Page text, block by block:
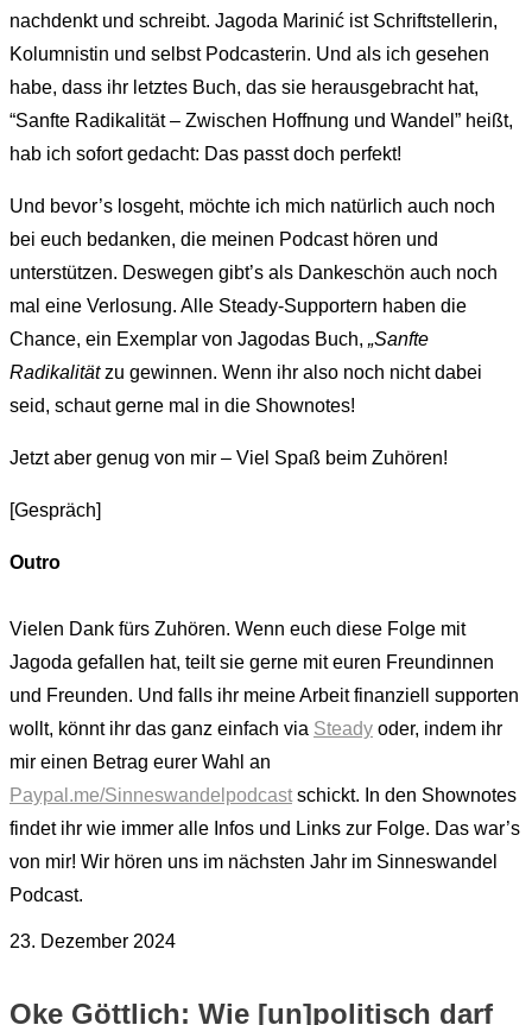
nachdenkt und schreibt. Jagoda Marinić ist Schriftstellerin,
Kolumnistin und selbst Podcasterin. Und als ich gesehen
habe, dass ihr letztes Buch, das sie herausgebracht hat,
“Sanfte Radikalität – Zwischen Hoffnung und Wandel” heißt,
hab ich sofort gedacht: Das passt doch perfekt!
Und bevor’s losgeht, möchte ich mich natürlich auch noch
bei euch bedanken, die meinen Podcast hören und
unterstützen. Deswegen gibt’s als Dankeschön auch noch
mal eine Verlosung. Alle Steady-Supportern haben die
Chance, ein Exemplar von Jagodas Buch, „Sanfte
Radikalitätzu gewinnen. Wenn ihr also noch nicht dabei
seid, schaut gerne mal in die Shownotes!
Jetzt aber genug von mir – Viel Spaß beim Zuhören!
[Gespräch]
Outro
Vielen Dank fürs Zuhören. Wenn euch diese Folge mit
Jagoda gefallen hat, teilt sie gerne mit euren Freundinnen
und Freunden. Und falls ihr meine Arbeit finanziell supporten
wollt, könnt ihr das ganz einfach via Steady oder, indem ihr
mir einen Betrag eurer Wahl an
Paypal.me/Sinneswandelpodcastschickt. In den Shownotes
findet ihr wie immer alle Infos und Links zur Folge. Das war’s
von mir! Wir hören uns im nächsten Jahr im Sinneswandel
Podcast.
23. Dezember 2024
Oke Göttlich: Wie [un]politisch darf